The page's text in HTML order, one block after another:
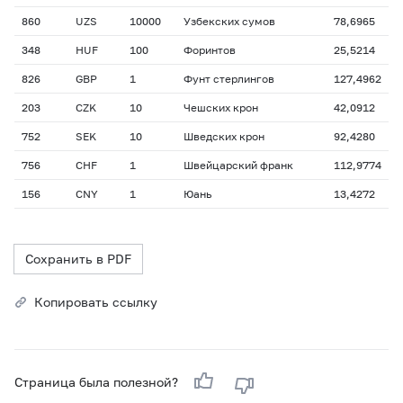
860 UZS 10000 Узбекских сумов 78,6965
348 HUF 100 Форинтов 25,5214
826 GBP 1 Фунт стерлингов 127,4962
203 CZK 10 Чешских крон 42,0912
752 SEK 10 Шведских крон 92,4280
756 CHF 1 Швейцарский франк 112,9774
156 CNY 1 Юань 13,4272
Сохранить в PDF
Копировать ссылку
Страница была полезной?